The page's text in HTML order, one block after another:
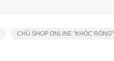
CHỦ SHOP ONLINE "KHÓC RÒNG"